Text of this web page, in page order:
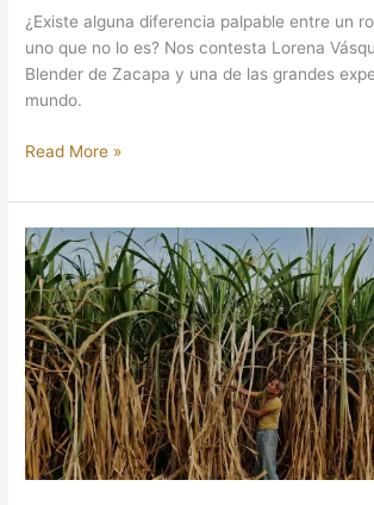
¿Existe alguna diferencia palpable entre un
uno que no lo es? Nos contesta Lorena
Blender de Zacapa y una de las grandes
mundo.
Read More »
LOS
VERDADEROS
ORÍGENES
DEL
RON